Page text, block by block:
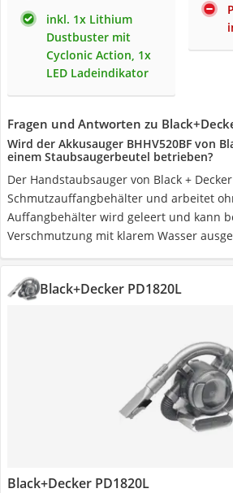
inkl. 1x Lithium
Dustbuster mit
Cyclonic Action, 1x
LED Ladeindikator
Fragen und Antworten zu
Wird der Akkusauger BHHV520BF von
einem Staubsaugerbeutel betrieben?
Der Handstaubsauger von Black +
Schmutzauffangbehälter und arbeitet
Auffangbehälter wird geleert und kann
Verschmutzung mit klarem Wasser
Black+Decker PD1820L
Black+Decker PD1820L